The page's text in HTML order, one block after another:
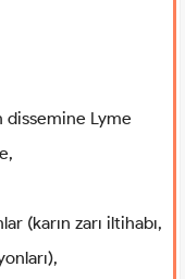
dissemine Lyme
(karın zarı iltihabı,